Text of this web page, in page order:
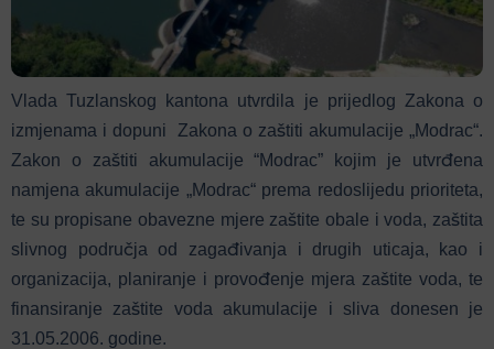
Vlada Tuzlanskog kantona utvrdila je prijedlog Zakona o
izmjenama i dopuni Zakona o zaštiti akumulacije „Modrac“.
Zakon o zaštiti akumulacije “Modrac” kojim je utvrđena
namjena akumulacije „Modrac“ prema redoslijedu prioriteta,
te su propisane obavezne mjere zaštite obale i voda, zaštita
slivnog područja od zagađivanja i drugih uticaja, kao i
organizacija, planiranje i provođenje mjera zaštite voda, te
finansiranje zaštite voda akumulacije i sliva donesen je
31.05.2006. godine.